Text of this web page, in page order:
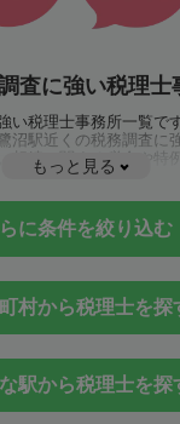
査に強い税理士
い税理士事務所一覧で
沼駅近くの税務調査に
相続に関する税金や特
しょう。
もっと見る
に条件を絞り込む
村から税理士を探
駅から税理士を探